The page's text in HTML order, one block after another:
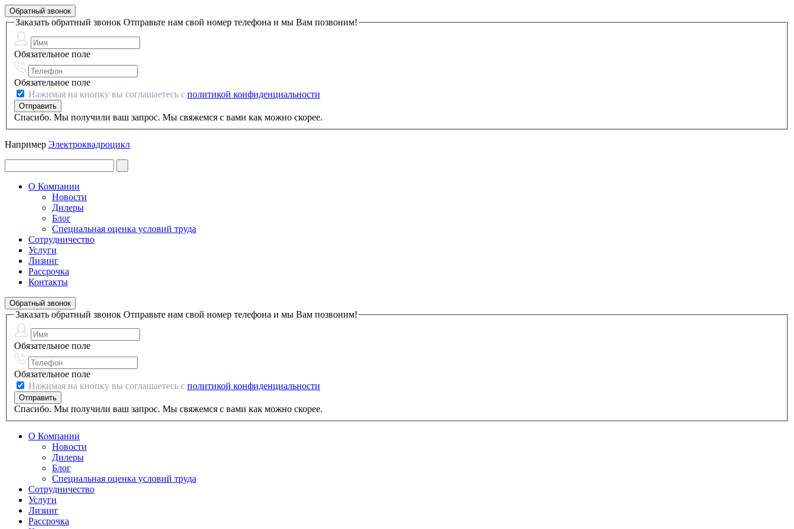
Обратный звонок
Заказать обратный звонок Отправьте нам свой номер телефона и мы Вам позвоним!
Обязательное поле
Обязательное поле
Нажимая на кнопку вы соглашаетесь с политикой конфиденциальности
Спасибо. Мы получили ваш запрос. Мы свяжемся с вами как можно скорее.
Например Электроквадроцикл
О Компании
Новости
Дилеры
Блог
Специальная оценка условий труда
Сотрудничество
Услуги
Лизинг
Рассрочка
Контакты
Обратный звонок
Заказать обратный звонок Отправьте нам свой номер телефона и мы Вам позвоним!
Обязательное поле
Обязательное поле
Нажимая на кнопку вы соглашаетесь с политикой конфиденциальности
Спасибо. Мы получили ваш запрос. Мы свяжемся с вами как можно скорее.
О Компании
Новости
Дилеры
Блог
Специальная оценка условий труда
Сотрудничество
Услуги
Лизинг
Рассрочка